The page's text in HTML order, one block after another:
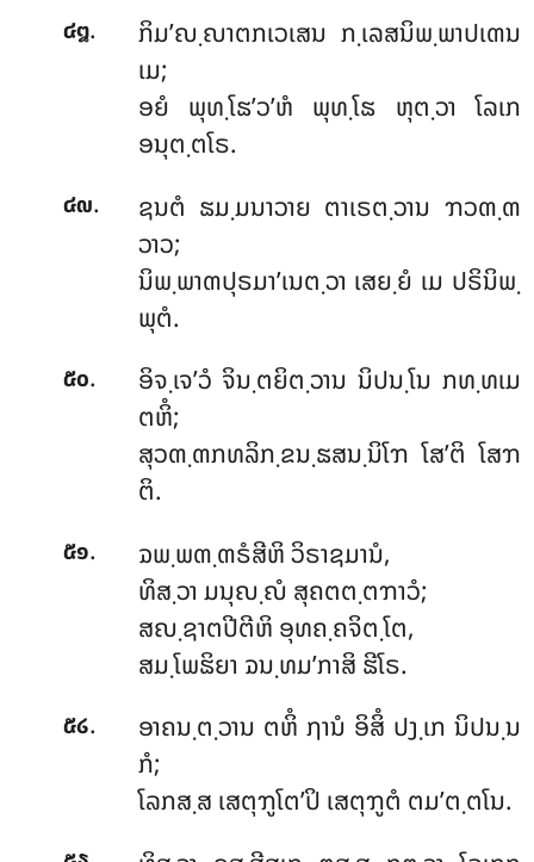
໔໘.
ກິມ’ຎ຺ຎາຕກເວເສນ ກ຺ເລສນິພ຺ພາປເຓນ
ເມ;
ອຍໍ ພຸທ຺ໂຘ’ວ’ຫໍ ພຸທ຺ໂຘ ຫຸຕ຺ວາ ໂລເກ
ອນຸຕ຺ຕໂຣ.
໔໙.
ຊນຕໍ ຘມ຺ມນາວາຍ ຕາເຣຕ຺ວານ ຠວຓ຺ຓ
ວາວ;
ນິພ຺ພາຓປຸຣມາ’ເນຕ຺ວາ ເສຍ຺ຍໍ ເມ ປຣິນິພ຺
ພຸຕໍ.
໕໐.
ອິຈ຺ເຈ’ວໍ ຈິນ຺ຕຍິຕ຺ວານ ນິປນ຺ໂນ ກທ຺ທເມ
ຕຫິໍ;
ສຸວຓ຺ຓກທລິກ຺ຂນ຺ຘສນ຺ນິໂຠ ໂສ’ຕິ ໂສຠ
ຕິ.
໕໑.
ຉພ຺ພຓ຺ຓຣໍສີຫິ ວິຣາຊມານໍ,
ທິສ຺ວາ ມນຸຎ຺ຎໍ ສຸຄຕຕ຺ຕຠາວໍ;
ສຎ຺ຊາຕປີຕີຫິ ອຸທຄ຺ຄຈິຕ຺ໂຕ,
ສມ຺ໂພຘິຍາ ຉນ຺ທມ’ກາສິ ຘີໂຣ.
໕໒.
ອາຄນ຺ຕ຺ວານ ຕຫິໍ ຐານໍ ອິສິໍ ປງ຺ເກ ນິປນ຺ນ
ກໍ;
ໂລກສ຺ສ ເສຕຸຠູໂຕ’ປິ ເສຕຸຠູຕໍ ຕມ’ຕ຺ຕໂນ.